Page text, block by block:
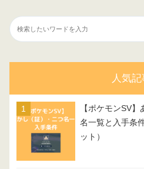
人気記
【ポケモンSV
名一覧と入手条
ット）